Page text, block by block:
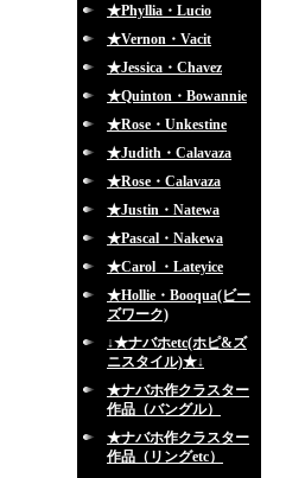
★Phyllia・Lucio
★Vernon・Vacit
★Jessica・Chavez
★Quinton・Bowannie
★Rose・Unkestine
★Judith・Calavaza
★Rose・Calavaza
★Justin・Natewa
★Pascal・Nakewa
★Carol ・Lateyice
★Hollie・Booqua(ビー
ズワーク)
↓★ナバホetc(ホピ&ズ
ニスタイル)★↓
★ナバホ作クラスター
作品（バングル）
★ナバホ作クラスター
作品（リングetc）